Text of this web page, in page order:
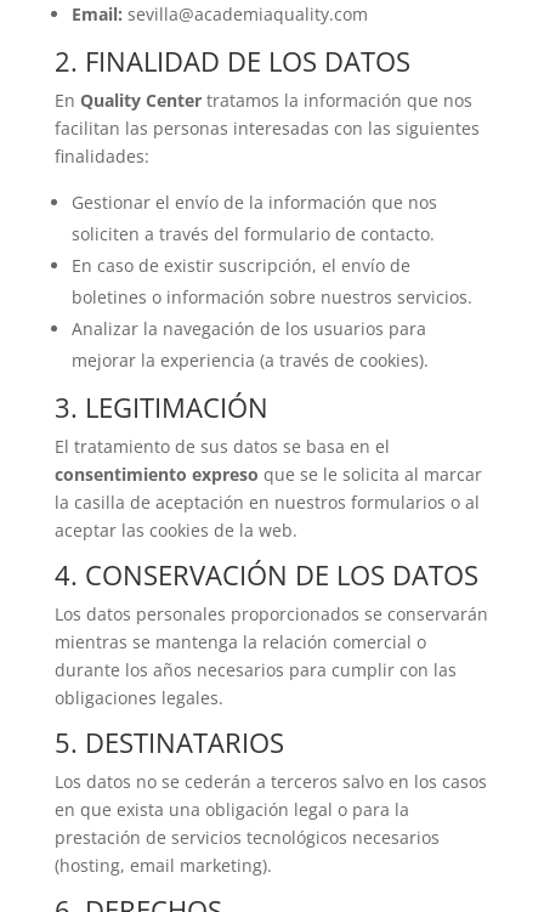
Email: sevilla@academiaquality.com
2. FINALIDAD DE LOS DATOS
En Quality Centertratamos la información que nos
facilitan las personas interesadas con las siguientes
finalidades:
Gestionar el envío de la información que nos
soliciten a través del formulario de contacto.
En caso de existir suscripción, el envío de
boletines o información sobre nuestros servicios.
Analizar la navegación de los usuarios para
mejorar la experiencia (a través de cookies).
3. LEGITIMACIÓN
El tratamiento de sus datos se basa en el
consentimiento expreso que se le solicita al marcar
la casilla de aceptación en nuestros formularios o al
aceptar las cookies de la web.
4. CONSERVACIÓN DE LOS DATOS
Los datos personales proporcionados se conservarán
mientras se mantenga la relación comercial o
durante los años necesarios para cumplir con las
obligaciones legales.
5. DESTINATARIOS
Los datos no se cederán a terceros salvo en los casos
en que exista una obligación legal o para la
prestación de servicios tecnológicos necesarios
(hosting, email marketing).